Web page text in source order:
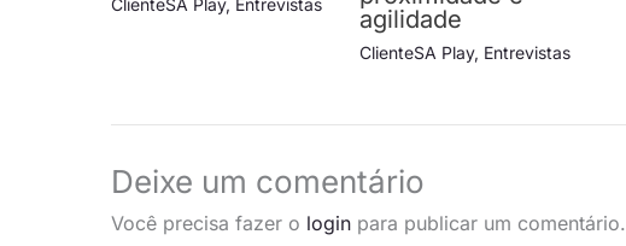
ClienteSA Play, Entrevistas
agilidade
ClienteSA Play, Entrevistas
Deixe um comentário
Você precisa fazer o login para publicar um comentário.